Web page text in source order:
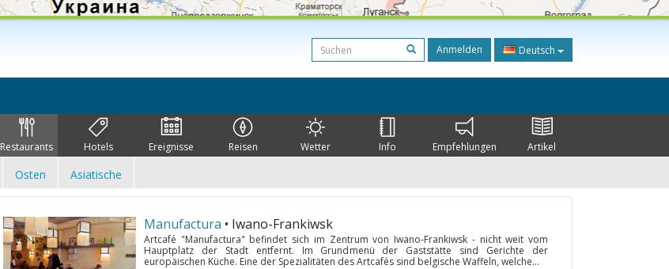
Anmelden Deutsch
Restaurants Hotels Ereignisse Reisen Wetter Info Empfehlungen Artikel
Osten Asiatische
Manufactura • Iwano-Frankiwsk
Artcafé "Manufactura" befindet sich im Zentrum von Iwano-Frankiwsk - nicht weit vom
Hauptplatz der Stadt entfernt. Im Grundmenü der Gaststätte sind Gerichte der
europäischen Küche. Eine der Spezialitäten des Artcafés sind belgische Waffeln, welche...